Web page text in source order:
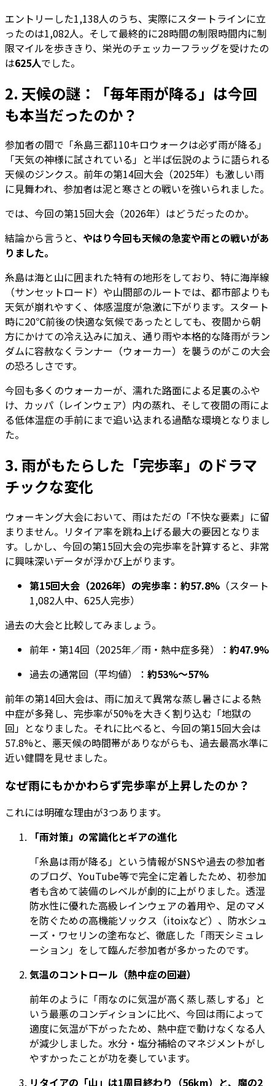
エントリーした1,138人のうち、実際にスタートラインに立
ったのは1,082人。そして最終的に28時間の制限時間内に制
限マイルを歩ききり、栄光のチェッカーフラッグを受けたの
は625人でした。
2. 天候の謎：「毎年雨が降る」は今回
も本当だったのか？
参加者の間で「糸島三都110キロウォークは必ず雨が降る」
「天気の神様に試されている」と半ば伝説のように語られる
天候のジンクス。前年の第14回大会（2025年）も激しい雨
に見舞われ、参加者は泥と寒さとの戦いを強いられました。
では、今回の第15回大会（2026年）はどうだったのか。
結論から言うと、 やはり今回も天候の急変や雨との戦いがあ
りました。
糸島は海と山に囲まれた特有の地形をしており、特に海岸線
（サンセットロード）や山間部のルートでは、都市部よりも
天気が崩れやすく、体感温度が急激に下がります。スタート
時に20℃前後の快適な気候であったとしても、夜間から朝
方にかけての冷え込みに加え、通り雨や本格的な降雨がラン
ダムに容赦なくランナー（ウォーカー）を襲うのがこの大会
の恐ろしさです。
今回も多くのウォーカーが、濡れた路面による足裏のふや
け、カッパ（レインウェア）内の蒸れ、そして夜間の雨によ
る低体温症の手前にまで追い込まれる過酷な環境となりまし
た。
3. 雨がもたらした「完歩率」のドラマ
チックな変化
ウォーキング大会において、雨はただの「不快な要素」に留
まりません。リタイア率を跳ね上げる最大の要因となりま
す。しかし、今回の第15回大会の完歩率を計算すると、非常
に興味深いデータが浮かび上がります。
第15回大会（2026年）の完歩率：約57.8% （スタート
1,082人中、625人完歩）
過去の大会と比較してみましょう。
前年・第14回（2025年／雨・熱中症多発）： 約47.9%
過去の通常回（平均値）： 約53%〜57%
前年の第14回大会は、雨に加えて異常な蒸し暑さによる熱
中症が多発し、完歩率が50%を大きく割り込む「地獄の
回」となりました。それに比べると、今回の第15回大会は
57.8%と、悪天候の時間帯がありながらも、過去最高水準に
近い健闘を見せました。
なぜ雨にもかかわらず完歩率が上昇したのか？
これには明確な理由が3つあります。
「雨対策」の常識化とギアの進化
「糸島は雨が降る」という情報がSNSや過去の参加者
のブログ、YouTube等で完全に定着したため、初参加
者も含めて装備のレベルが劇的に上がりました。透湿
防水性に優れた高級レインウェアの着用や、足のマメ
を防ぐための高機能ソックス（itoixなど）、防水シュ
ーズ・ワセリンの塗布など、徹底した「雨天シミュレ
ーション」をして臨んだ参加者が多かったのです。
気温のコントロール（熱中症の回避）
前年のように「雨なのに気温が高く蒸し蒸しする」と
いう最悪のコンディションに比べ、今回は雨によって
適度に気温が下がったため、熱中症で動けなくなる人
が減少しました。水分・塩分補給のマネジメントがし
やすかったことが功を奏しています。
リタイアの「山」は1周目終わり（56km）と、魔の2